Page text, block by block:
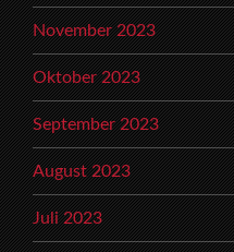
November 2023
Oktober 2023
September 2023
August 2023
Juli 2023